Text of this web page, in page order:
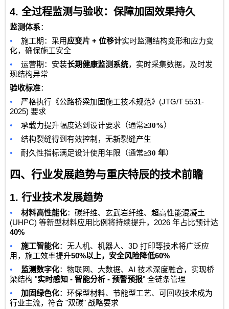
4.全过程监测与验收：保障加固效果持久
监测体系：
• 施工期：采用应变片 +位移计实时监测结构变形和应力变
化，确保施工安全
• 运营期：安装长期健康监测系统，实时采集数据，及时发
现结构异常
验收标准：
• 严格执行《公路桥梁加固施工技术规范》 (JTG/T 5531-
2025)要求
• 承载力提升幅度达到设计要求（通常≥30%）
• 结构裂缝得到有效控制，无新裂缝产生
• 耐久性指标满足设计使用年限（通常≥30年）
四、行业发展趋势与重庆特辰的技术前瞻
1.行业技术发展趋势
• 材料高性能化：碳纤维、玄武岩纤维、超高性能混凝土
(UHPC)等新型材料应用比例将持续提升，2026年占比预计达
40%
•
施工智能化：无人机、机器人、3D打印等技术将广泛应
用，施工效率提升50%以上，安全风险降低60%
•
监测数字化：物联网、大数据、AI技术深度融合，实现桥
梁结构 "实时感知 -智能分析 -预警预报"全链条管理
• 加固绿色化：环保型材料、节能型工艺、可回收技术成为
行业主流，符合 "双碳" 战略要求